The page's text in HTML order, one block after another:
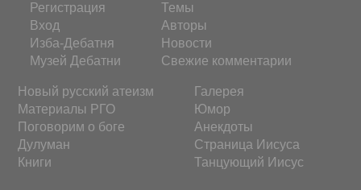
Регистрация
Вход
Изба-Дебатня
Музей Дебатни
Темы
Авторы
Новости
Свежие комментарии
Новый русский атеизм
Материалы РГО
Поговорим о боге
Дулуман
Книги
Галерея
Юмор
Анекдоты
Страница Иисуса
Танцующий Иисус